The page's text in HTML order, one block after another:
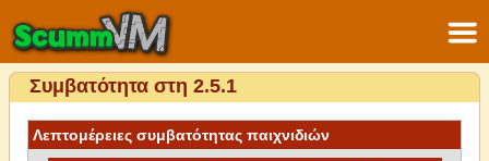
Συμβατότητα στη 2.5.1
Λεπτομέρειες συμβατότητας παιχνιδιών